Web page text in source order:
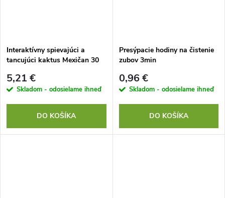
Interaktívny spievajúci a
tancujúci kaktus Mexičan 30
5,21 €
Skladom - odosielame ihneď
DO KOŠÍKA
Presýpacie hodiny na čistenie
zubov 3min
0,96 €
Skladom - odosielame ihneď
DO KOŠÍKA